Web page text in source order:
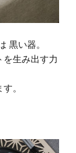
黒い器。
生み出す力
。